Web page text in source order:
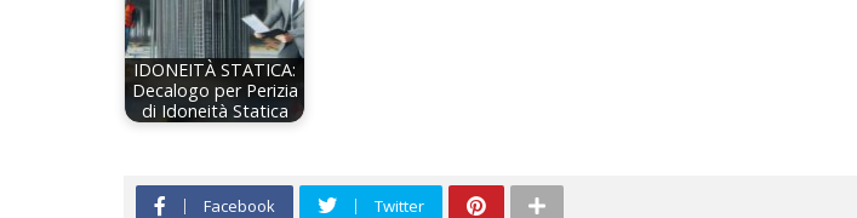
IDONEITÀ STATICA:
Decalogo per Perizia
di Idoneità Statica
Facebook Twitter